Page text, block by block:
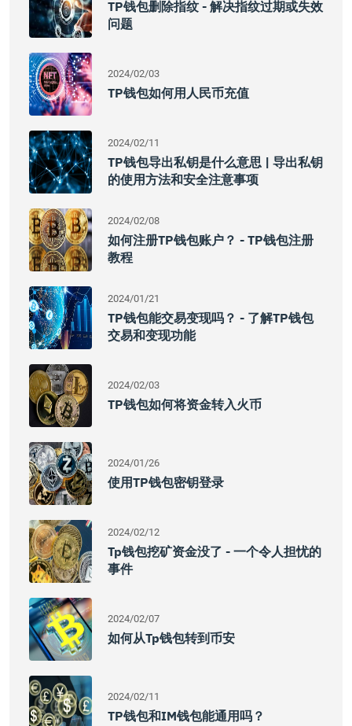
TP钱包删除指纹 - 解决指纹过期或失效
问题
2024/02/03
TP钱包如何用人民币充值
2024/02/11
TP钱包导出私钥是什么意思 | 导出私钥
的使用方法和安全注意事项
2024/02/08
如何注册TP钱包账户？ - TP钱包注册
教程
2024/01/21
TP钱包能交易变现吗？ - 了解TP钱包
交易和变现功能
2024/02/03
TP钱包如何将资金转入火币
2024/01/26
使用TP钱包密钥登录
2024/02/12
Tp钱包挖矿资金没了 - 一个令人担忧的
事件
2024/02/07
如何从tp钱包转到币安
2024/02/11
TP钱包和IM钱包能通用吗？